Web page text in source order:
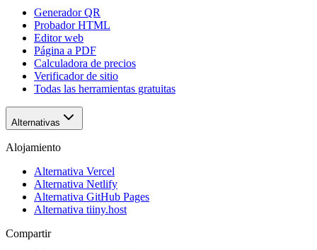
Generador QR
Probador HTML
Editor web
Página a PDF
Calculadora de precios
Verificador de sitio
Todas las herramientas gratuitas
Alternativas
Alojamiento
Alternativa Vercel
Alternativa Netlify
Alternativa GitHub Pages
Alternativa tiiny.host
Compartir